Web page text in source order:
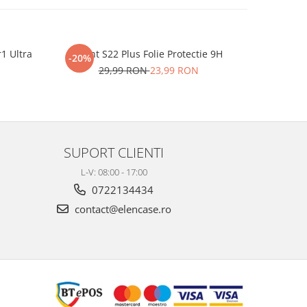
Ultra
-20%
iHunt S22 Plus Folie Protectie 9H
29,99 RON23,99 RON
SUPORT CLIENTI
L-V: 08:00 - 17:00
0722134434
contact@elencase.ro